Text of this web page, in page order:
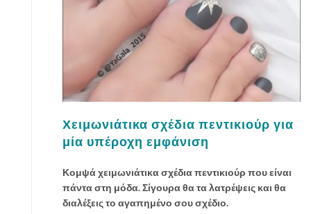
ρ
ι
ο
η
σ
ς
γ
ι
Χειμωνιάτικα σχέδια πεντικιούρ για
μία υπέροχη εμφάνιση
Κομψά χειμωνιάτικα σχέδια πεντικιούρ που είναι
πάντα στη μόδα. Σίγουρα θα τα λατρέψεις και θα
διαλέξεις το αγαπημένο σου σχέδιο.